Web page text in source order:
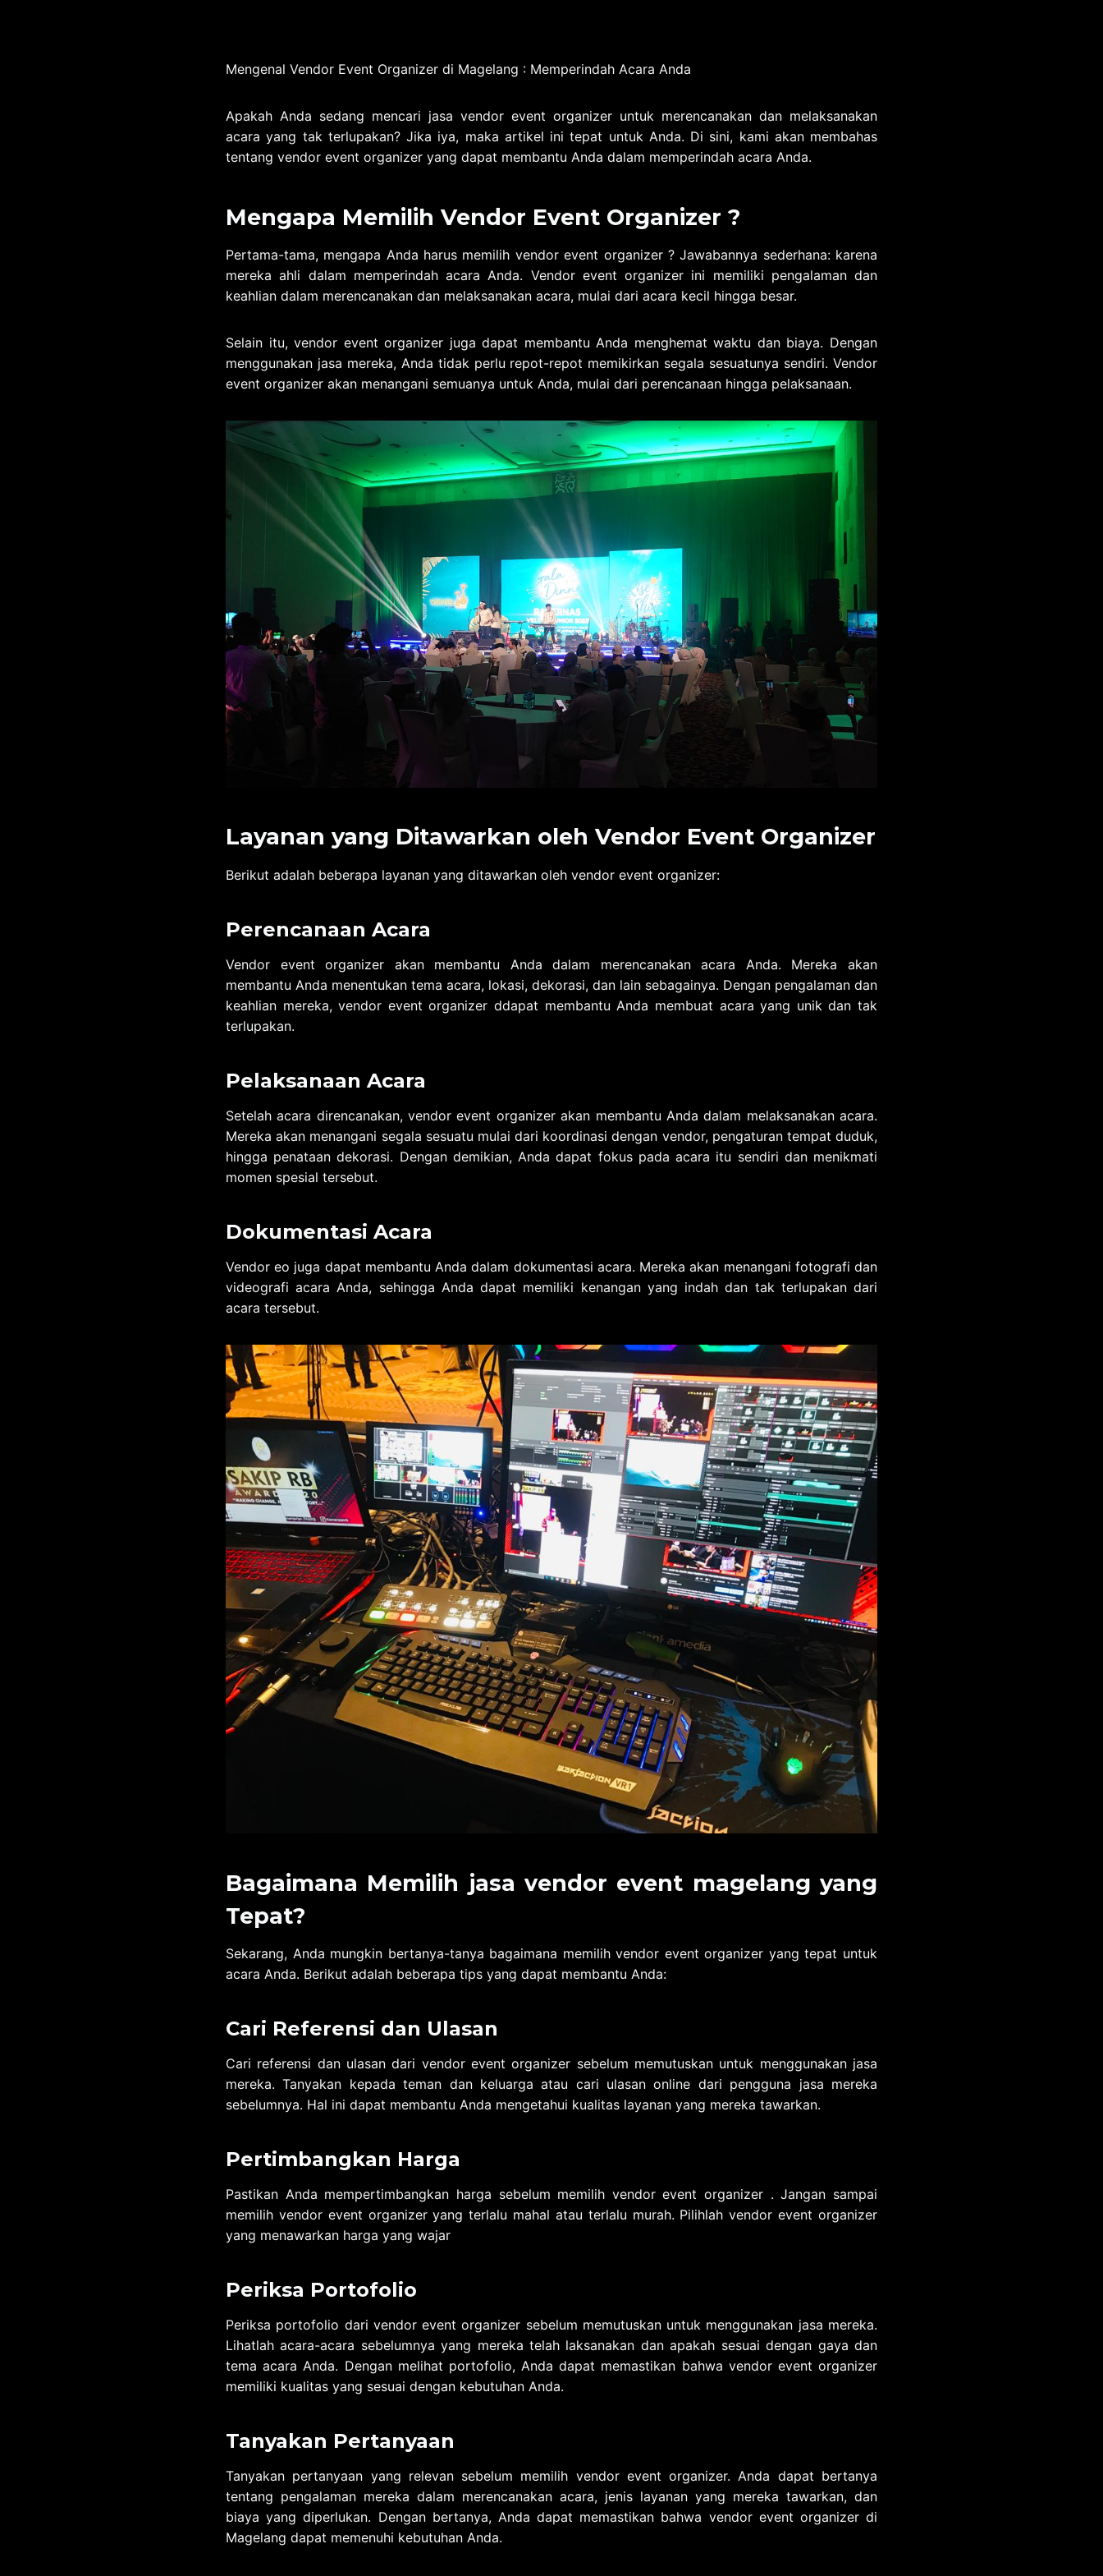
Mengenal Vendor Event Organizer di Magelang : Memperindah Acara Anda
Apakah Anda sedang mencari jasa vendor event organizer untuk merencanakan dan melaksanakan
acara yang tak terlupakan? Jika iya, maka artikel ini tepat untuk Anda. Di sini, kami akan membahas
tentang vendor event organizer yang dapat membantu Anda dalam memperindah acara Anda.
Mengapa Memilih Vendor Event Organizer ?
Pertama-tama, mengapa Anda harus memilih vendor event organizer ? Jawabannya sederhana: karena
mereka ahli dalam memperindah acara Anda. Vendor event organizer ini memiliki pengalaman dan
keahlian dalam merencanakan dan melaksanakan acara, mulai dari acara kecil hingga besar.
Selain itu, vendor event organizer juga dapat membantu Anda menghemat waktu dan biaya. Dengan
menggunakan jasa mereka, Anda tidak perlu repot-repot memikirkan segala sesuatunya sendiri. Vendor
event organizer akan menangani semuanya untuk Anda, mulai dari perencanaan hingga pelaksanaan.
Layanan yang Ditawarkan oleh Vendor Event Organizer
Berikut adalah beberapa layanan yang ditawarkan oleh vendor event organizer:
Perencanaan Acara
Vendor event organizer akan membantu Anda dalam merencanakan acara Anda. Mereka akan
membantu Anda menentukan tema acara, lokasi, dekorasi, dan lain sebagainya. Dengan pengalaman dan
keahlian mereka, vendor event organizer ddapat membantu Anda membuat acara yang unik dan tak
terlupakan.
Pelaksanaan Acara
Setelah acara direncanakan, vendor event organizer akan membantu Anda dalam melaksanakan acara.
Mereka akan menangani segala sesuatu mulai dari koordinasi dengan vendor, pengaturan tempat duduk,
hingga penataan dekorasi. Dengan demikian, Anda dapat fokus pada acara itu sendiri dan menikmati
momen spesial tersebut.
Dokumentasi Acara
Vendor eo juga dapat membantu Anda dalam dokumentasi acara. Mereka akan menangani fotografi dan
videografi acara Anda, sehingga Anda dapat memiliki kenangan yang indah dan tak terlupakan dari
acara tersebut.
Bagaimana Memilih jasa vendor event magelang yang
Tepat?
Sekarang, Anda mungkin bertanya-tanya bagaimana memilih vendor event organizer yang tepat untuk
acara Anda. Berikut adalah beberapa tips yang dapat membantu Anda:
Cari Referensi dan Ulasan
Cari referensi dan ulasan dari vendor event organizer sebelum memutuskan untuk menggunakan jasa
mereka. Tanyakan kepada teman dan keluarga atau cari ulasan online dari pengguna jasa mereka
sebelumnya. Hal ini dapat membantu Anda mengetahui kualitas layanan yang mereka tawarkan.
Pertimbangkan Harga
Pastikan Anda mempertimbangkan harga sebelum memilih vendor event organizer . Jangan sampai
memilih vendor event organizer yang terlalu mahal atau terlalu murah. Pilihlah vendor event organizer
yang menawarkan harga yang wajar
Periksa Portofolio
Periksa portofolio dari vendor event organizer sebelum memutuskan untuk menggunakan jasa mereka.
Lihatlah acara-acara sebelumnya yang mereka telah laksanakan dan apakah sesuai dengan gaya dan
tema acara Anda. Dengan melihat portofolio, Anda dapat memastikan bahwa vendor event organizer
memiliki kualitas yang sesuai dengan kebutuhan Anda.
Tanyakan Pertanyaan
Tanyakan pertanyaan yang relevan sebelum memilih vendor event organizer. Anda dapat bertanya
tentang pengalaman mereka dalam merencanakan acara, jenis layanan yang mereka tawarkan, dan
biaya yang diperlukan. Dengan bertanya, Anda dapat memastikan bahwa vendor event organizer di
Magelang dapat memenuhi kebutuhan Anda.